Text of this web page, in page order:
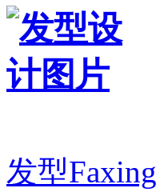
发型Faxing